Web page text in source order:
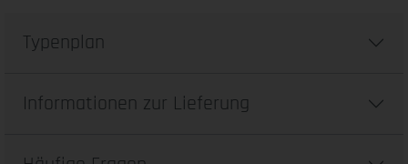
Typenplan
Informationen zur Lieferung